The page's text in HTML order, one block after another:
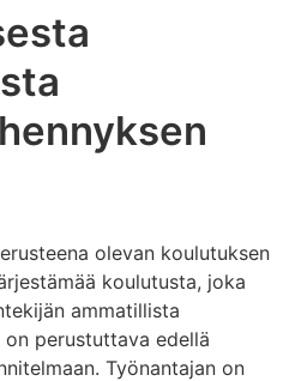
olevan koulutuksen
koulutusta, joka
ammatillista
on perustuttava edellä
Työnantajan on